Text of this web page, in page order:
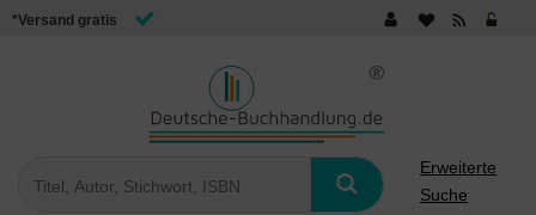
*Versand gratis
Erweiterte
Suche